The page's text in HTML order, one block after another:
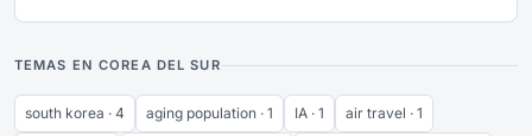
TEMAS EN COREA DEL SUR
south korea · 4 aging population · 1 IA · 1 air travel · 1